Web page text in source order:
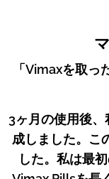
「Vimaxを取っ
3ヶ月の使用後
成しました。こ
した。私は最